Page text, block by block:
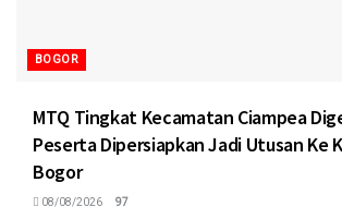
BOGOR
MTQ Tingkat Kecamatan Ciampea
Peserta Dipersiapkan Jadi Utusan Ke
Bogor
08/08/2026 97